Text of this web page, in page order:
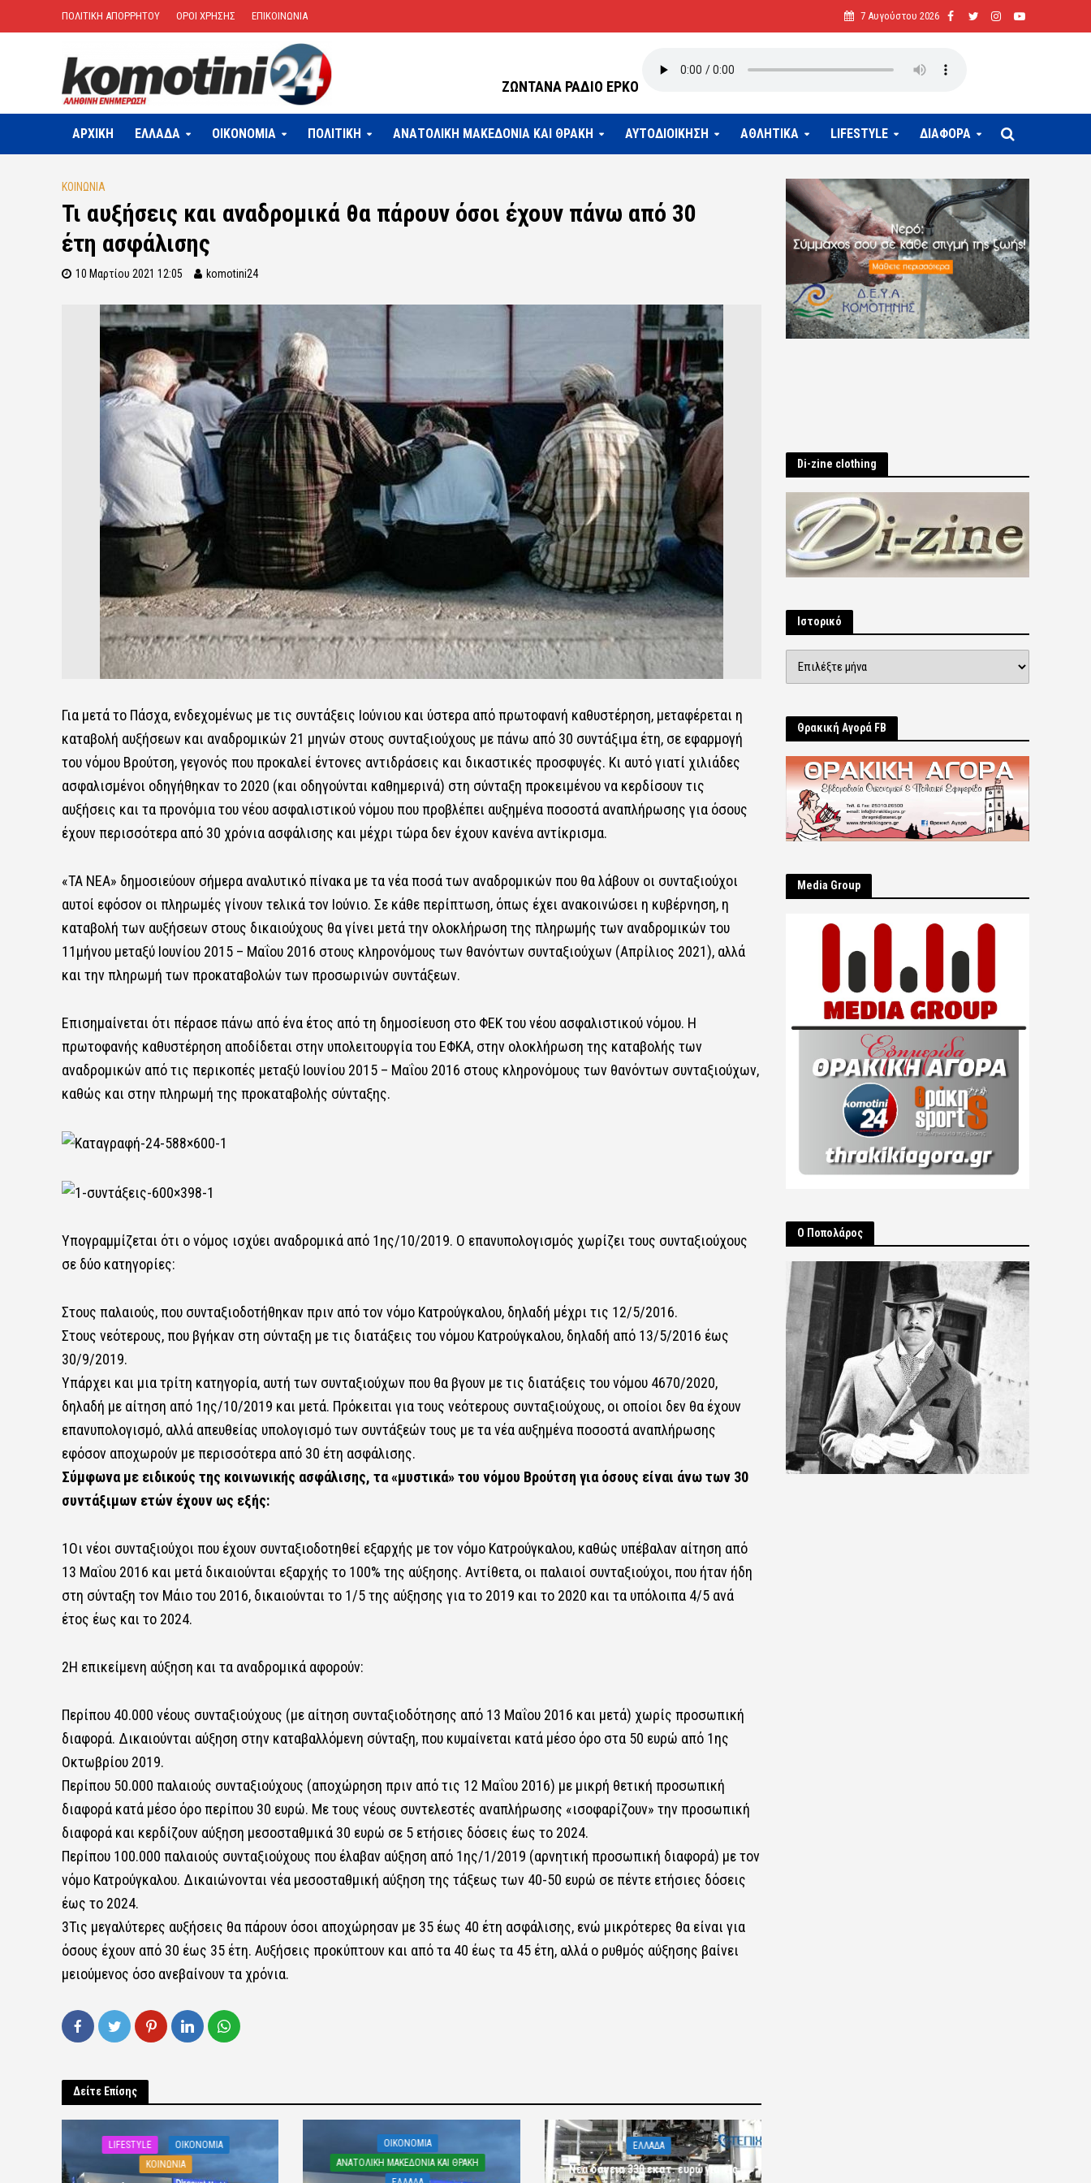
ΠΟΛΙΤΙΚΗ ΑΠΟΡΡΗΤΟΥ ΟΡΟΙ ΧΡΗΣΗΣ ΕΠΙΚΟΙΝΩΝΙΑ 7 Αυγούστου 2026
ΖΩΝΤΑΝΑ ΡΑΔΙΟ ΕΡΚΟ
ΑΡΧΙΚΗ ΕΛΛΑΔΑ OIKONOMIA ΠΟΛΙΤΙΚΗ ΑΝΑΤΟΛΙΚΗ ΜΑΚΕΔΟΝΙΑ ΚΑΙ ΘΡΑΚΗ ΑΥΤΟΔΙΟΙΚΗΣΗ ΑΘΛΗΤΙΚΑ LIFESTYLE ΔΙΑΦΟΡΑ
ΚΟΙΝΩΝΙΑ
Τι αυξήσεις και αναδρομικά θα πάρουν όσοι έχουν πάνω από 30
έτη ασφάλισης
10 Μαρτίου 2021 12:05 komotini24
Για μετά το Πάσχα, ενδεχομένως με τις συντάξεις Ιούνιου και ύστερα από πρωτοφανή καθυστέρηση, μεταφέρεται η
καταβολή αυξήσεων και αναδρομικών 21 μηνών στους συνταξιούχους με πάνω από 30 συντάξιμα έτη, σε εφαρμογή
του νόμου Βρούτση, γεγονός που προκαλεί έντονες αντιδράσεις και δικαστικές προσφυγές. Κι αυτό γιατί χιλιάδες
ασφαλισμένοι οδηγήθηκαν το 2020 (και οδηγούνται καθημερινά) στη σύνταξη προκειμένου να κερδίσουν τις
αυξήσεις και τα προνόμια του νέου ασφαλιστικού νόμου που προβλέπει αυξημένα ποσοστά αναπλήρωσης για όσους
έχουν περισσότερα από 30 χρόνια ασφάλισης και μέχρι τώρα δεν έχουν κανένα αντίκρισμα.
«ΤΑ ΝΕΑ» δημοσιεύουν σήμερα αναλυτικό πίνακα με τα νέα ποσά των αναδρομικών που θα λάβουν οι συνταξιούχοι
αυτοί εφόσον οι πληρωμές γίνουν τελικά τον Ιούνιο. Σε κάθε περίπτωση, όπως έχει ανακοινώσει η κυβέρνηση, η
καταβολή των αυξήσεων στους δικαιούχους θα γίνει μετά την ολοκλήρωση της πληρωμής των αναδρομικών του
11μήνου μεταξύ Ιουνίου 2015 – Μαΐου 2016 στους κληρονόμους των θανόντων συνταξιούχων (Απρίλιος 2021), αλλά
και την πληρωμή των προκαταβολών των προσωρινών συντάξεων.
Επισημαίνεται ότι πέρασε πάνω από ένα έτος από τη δημοσίευση στο ΦΕΚ του νέου ασφαλιστικού νόμου. Η
πρωτοφανής καθυστέρηση αποδίδεται στην υπολειτουργία του ΕΦΚΑ, στην ολοκλήρωση της καταβολής των
αναδρομικών από τις περικοπές μεταξύ Ιουνίου 2015 – Μαΐου 2016 στους κληρονόμους των θανόντων συνταξιούχων,
καθώς και στην πληρωμή της προκαταβολής σύνταξης.
Υπογραμμίζεται ότι ο νόμος ισχύει αναδρομικά από 1ης/10/2019. Ο επανυπολογισμός χωρίζει τους συνταξιούχους
σε δύο κατηγορίες:
Στους παλαιούς, που συνταξιοδοτήθηκαν πριν από τον νόμο Κατρούγκαλου, δηλαδή μέχρι τις 12/5/2016.
Στους νεότερους, που βγήκαν στη σύνταξη με τις διατάξεις του νόμου Κατρούγκαλου, δηλαδή από 13/5/2016 έως
30/9/2019.
Υπάρχει και μια τρίτη κατηγορία, αυτή των συνταξιούχων που θα βγουν με τις διατάξεις του νόμου 4670/2020,
δηλαδή με αίτηση από 1ης/10/2019 και μετά. Πρόκειται για τους νεότερους συνταξιούχους, οι οποίοι δεν θα έχουν
επανυπολογισμό, αλλά απευθείας υπολογισμό των συντάξεών τους με τα νέα αυξημένα ποσοστά αναπλήρωσης
εφόσον αποχωρούν με περισσότερα από 30 έτη ασφάλισης.
Σύμφωνα με ειδικούς της κοινωνικής ασφάλισης, τα «μυστικά» του νόμου Βρούτση για όσους είναι άνω των 30
συντάξιμων ετών έχουν ως εξής:
1Οι νέοι συνταξιούχοι που έχουν συνταξιοδοτηθεί εξαρχής με τον νόμο Κατρούγκαλου, καθώς υπέβαλαν αίτηση από
13 Μαΐου 2016 και μετά δικαιούνται εξαρχής το 100% της αύξησης. Αντίθετα, οι παλαιοί συνταξιούχοι, που ήταν ήδη
στη σύνταξη τον Μάιο του 2016, δικαιούνται το 1/5 της αύξησης για το 2019 και το 2020 και τα υπόλοιπα 4/5 ανά
έτος έως και το 2024.
2Η επικείμενη αύξηση και τα αναδρομικά αφορούν:
Περίπου 40.000 νέους συνταξιούχους (με αίτηση συνταξιοδότησης από 13 Μαΐου 2016 και μετά) χωρίς προσωπική
διαφορά. Δικαιούνται αύξηση στην καταβαλλόμενη σύνταξη, που κυμαίνεται κατά μέσο όρο στα 50 ευρώ από 1ης
Οκτωβρίου 2019.
Περίπου 50.000 παλαιούς συνταξιούχους (αποχώρηση πριν από τις 12 Μαΐου 2016) με μικρή θετική προσωπική
διαφορά κατά μέσο όρο περίπου 30 ευρώ. Με τους νέους συντελεστές αναπλήρωσης «ισοφαρίζουν» την προσωπική
διαφορά και κερδίζουν αύξηση μεσοσταθμικά 30 ευρώ σε 5 ετήσιες δόσεις έως το 2024.
Περίπου 100.000 παλαιούς συνταξιούχους που έλαβαν αύξηση από 1ης/1/2019 (αρνητική προσωπική διαφορά) με τον
νόμο Κατρούγκαλου. Δικαιώνονται νέα μεσοσταθμική αύξηση της τάξεως των 40-50 ευρώ σε πέντε ετήσιες δόσεις
έως το 2024.
3Τις μεγαλύτερες αυξήσεις θα πάρουν όσοι αποχώρησαν με 35 έως 40 έτη ασφάλισης, ενώ μικρότερες θα είναι για
όσους έχουν από 30 έως 35 έτη. Αυξήσεις προκύπτουν και από τα 40 έως τα 45 έτη, αλλά ο ρυθμός αύξησης βαίνει
μειούμενος όσο ανεβαίνουν τα χρόνια.
Δείτε Επίσης
LIFESTYLE
OIKONOMIA
ΚΟΙΝΩΝΙΑ
OIKONOMIA
ΑΝΑΤΟΛΙΚΗ ΜΑΚΕΔΟΝΙΑ ΚΑΙ ΘΡΑΚΗ
ΕΛΛΑΔΑ
Νέα δάνεια 330 εκατ. ευρώ για τις
Di-zine clothing
Ιστορικό
Θρακική Αγορά FB
Μedia Group
Ο Ποπολάρος